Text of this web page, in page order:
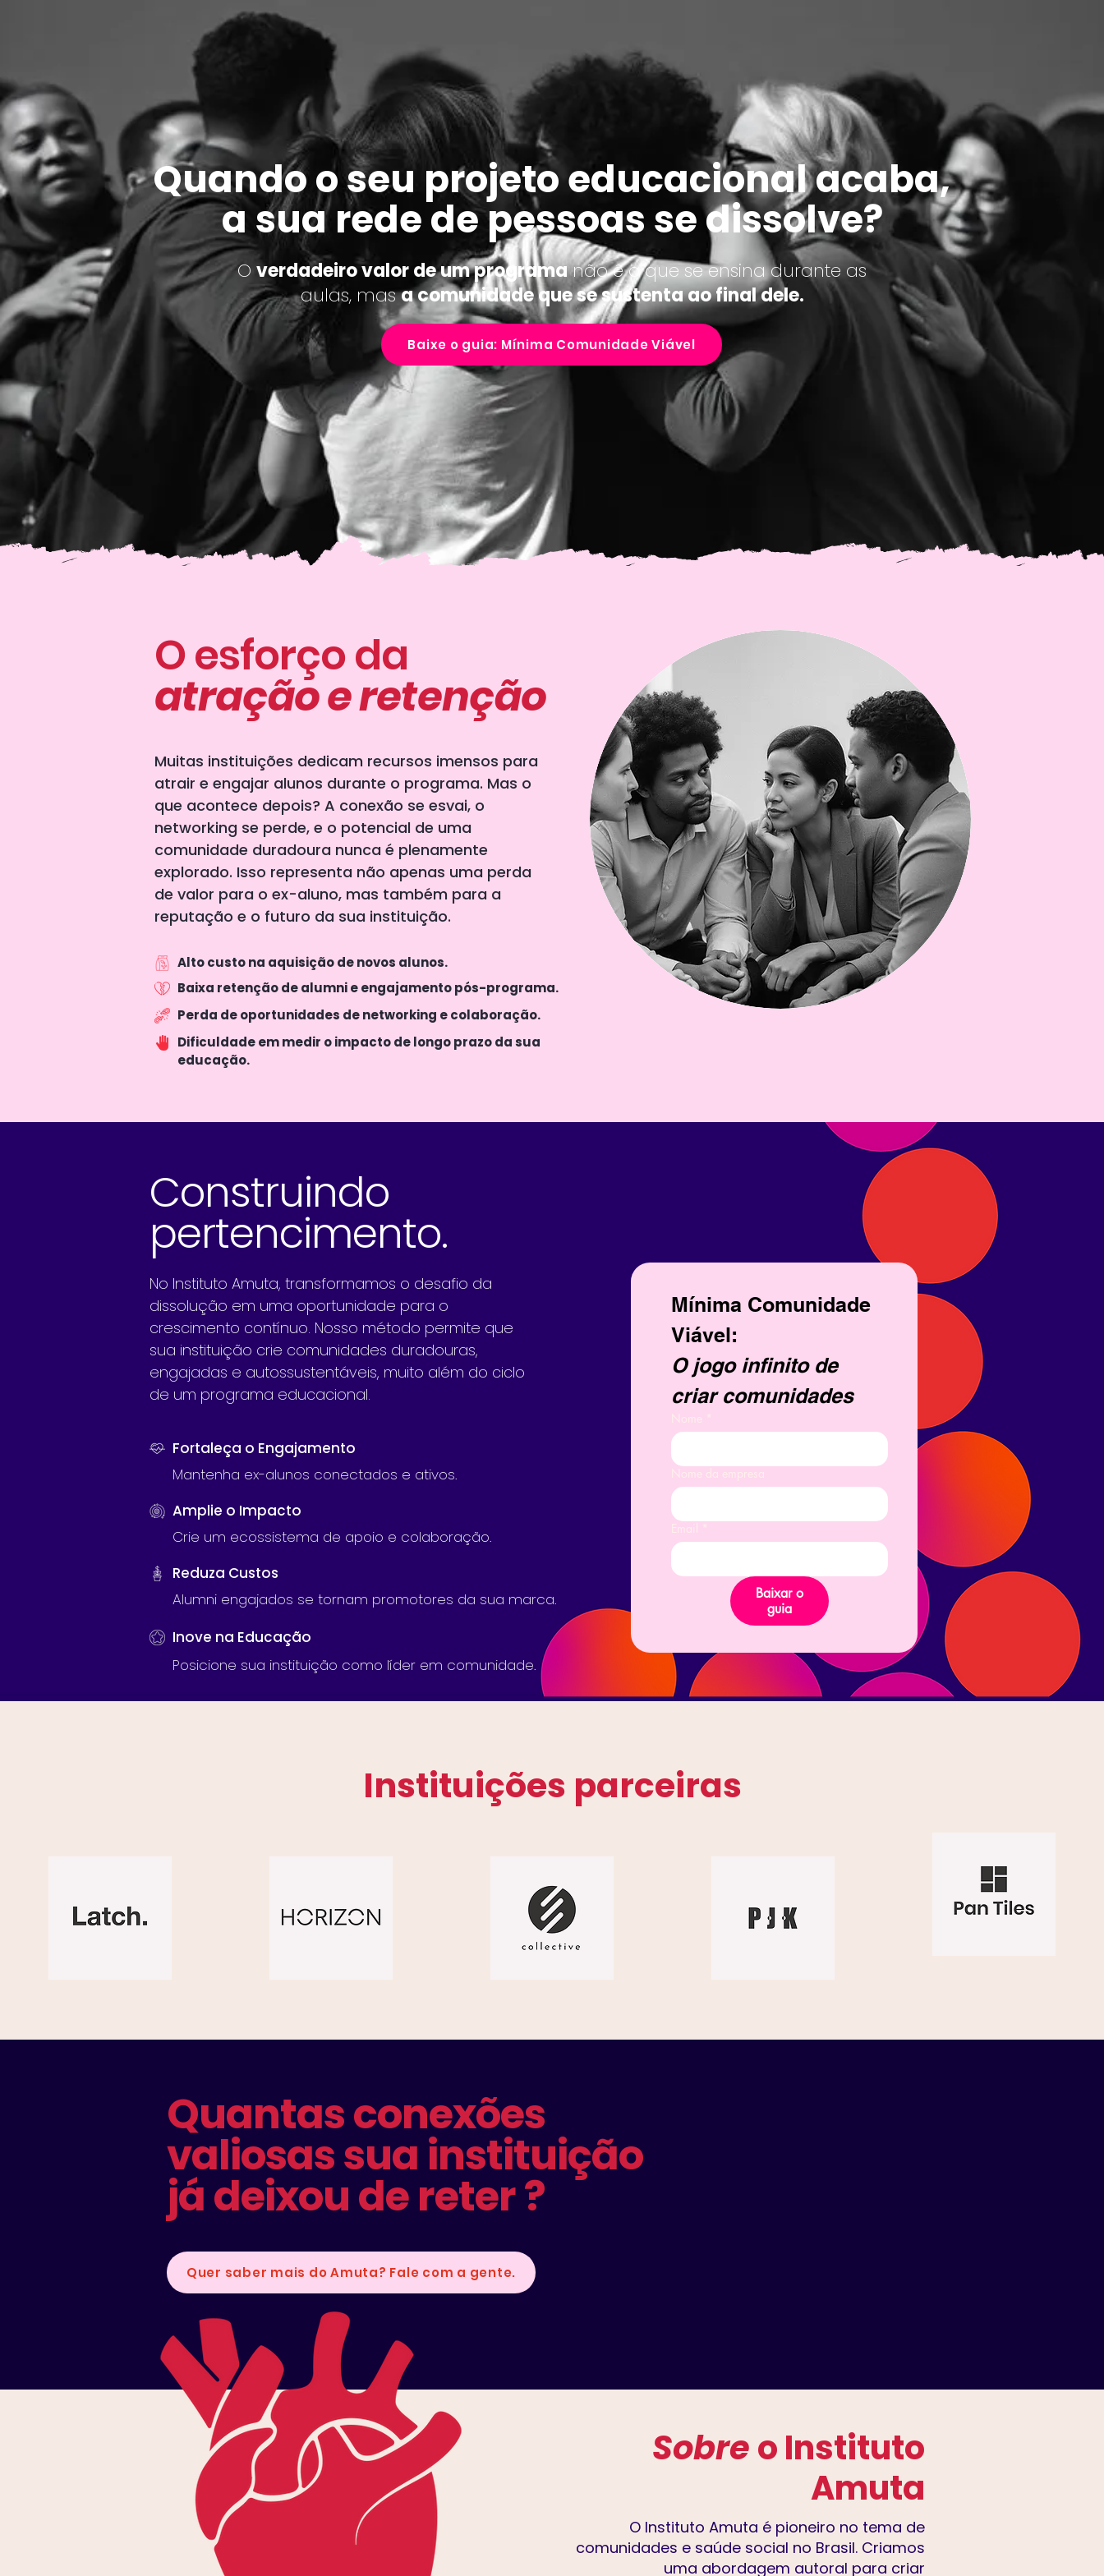
Quando o seu projeto educacional acaba,
a sua rede de pessoas se dissolve?
O verdadeiro valor de um programanão é o que se ensina durante as
aulas, masa comunidade que se sustenta ao final dele.
Baixe o guia: Mínima Comunidade Viável
O esforço da
atração e retenção
Muitas instituições dedicam recursos imensos para
atrair e engajar alunos durante o programa. Mas o
que acontece depois? A conexão se esvai, o
networking se perde, e o potencial de uma
comunidade duradoura nunca é plenamente
explorado. Isso representa não apenas uma perda
de valor para o ex-aluno, mas também para a
reputação e o futuro da sua instituição.
Alto custo na aquisição de novos alunos.
Baixa retenção de alumni e engajamento pós-programa.
Perda de oportunidades de networking e colaboração.
Dificuldade em medir o impacto de longo prazo da sua
educação.
Construindo
pertencimento.
No Instituto Amuta, transformamos o desafio da
dissolução em uma oportunidade para o
crescimento contínuo. Nosso método permite que
sua instituição crie comunidades duradouras,
engajadas e autossustentáveis, muito além do ciclo
de um programa educacional.
Fortaleça o Engajamento
Mantenha ex-alunos conectados e ativos.​
Amplie o Impacto
Crie um ecossistema de apoio e colaboração.
Reduza Custos
Alumni engajados se tornam promotores da sua marca.
Inove na Educação
Posicione sua instituição como líder em comunidade.
Mínima Comunidade
Viável:
O jogo infinito de
criar comunidades
Nome *
Nome da empresa
Email *
Baixar o
guia
Instituições parceiras
Quantas conexões
valiosas sua instituição
já deixou de reter ?
Quer saber mais do Amuta? Fale com a gente.
Sobreo Instituto
Amuta
O Instituto Amuta é pioneiro no tema de
comunidades e saúde social no Brasil. Criamos
uma abordagem autoral para criar